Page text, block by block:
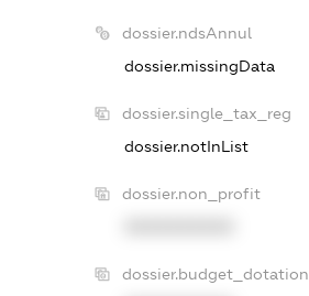
dossier.ndsAnnul
dossier.missingData
dossier.single_tax_reg
dossier.notInList
dossier.non_profit
dossier.budget_dotation